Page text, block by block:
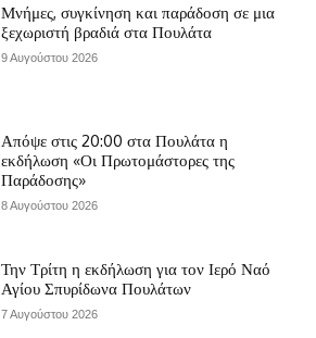
Μνήμες, συγκίνηση και παράδοση σε μια
ξεχωριστή βραδιά στα Πουλάτα
9 Αυγούστου 2026
Απόψε στις 20:00 στα Πουλάτα η
εκδήλωση «Οι Πρωτομάστορες της
Παράδοσης»
8 Αυγούστου 2026
Την Τρίτη η εκδήλωση για τον Ιερό Ναό
Αγίου Σπυρίδωνα Πουλάτων
7 Αυγούστου 2026